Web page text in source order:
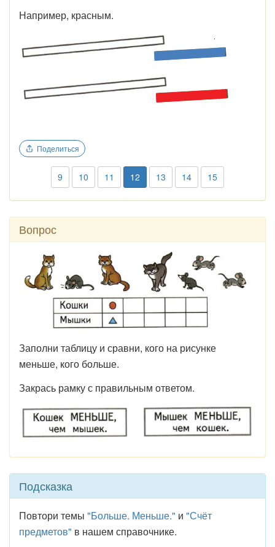
Например, красным.
Поделиться
9 10 11 12 13 14 15
Вопрос
Заполни таблицу и сравни, кого на рисунке
меньше, кого больше.
Закрась рамку с правильным ответом.
Подсказка
Повтори темы "Больше. Меньше." и "Счёт
предметов" в нашем справочнике.